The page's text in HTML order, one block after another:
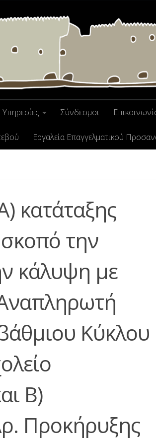
Σύνδεσμοι
Εργαλεία Επαγγελματικού
κατάταξης
την
κάλυψη με
Κύκλου
Β)
Προκήρυξης